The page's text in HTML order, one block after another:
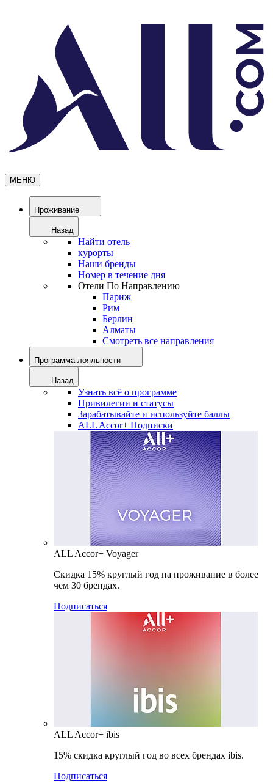
МЕНЮ
Проживание
Назад
Найти отель
курорты
Наши бренды
Номер в течение дня
Отели По Направлению
Париж
Рим
Берлин
Алматы
Смотреть все направления
Программа лояльности
Назад
Узнать всё о программе
Привилегии и статусы
Зарабатывайте и используйте баллы
ALL Accor+ Подписки
ALL Accor+ Voyager
Скидка 15% круглый год на проживание в более
чем 30 брендах.
Подписаться
ALL Accor+ ibis
15% скидка круглый год во всех брендах ibis.
Подписаться